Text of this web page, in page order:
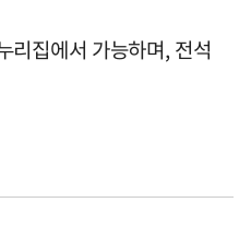
리집에서 가능하며, 전석